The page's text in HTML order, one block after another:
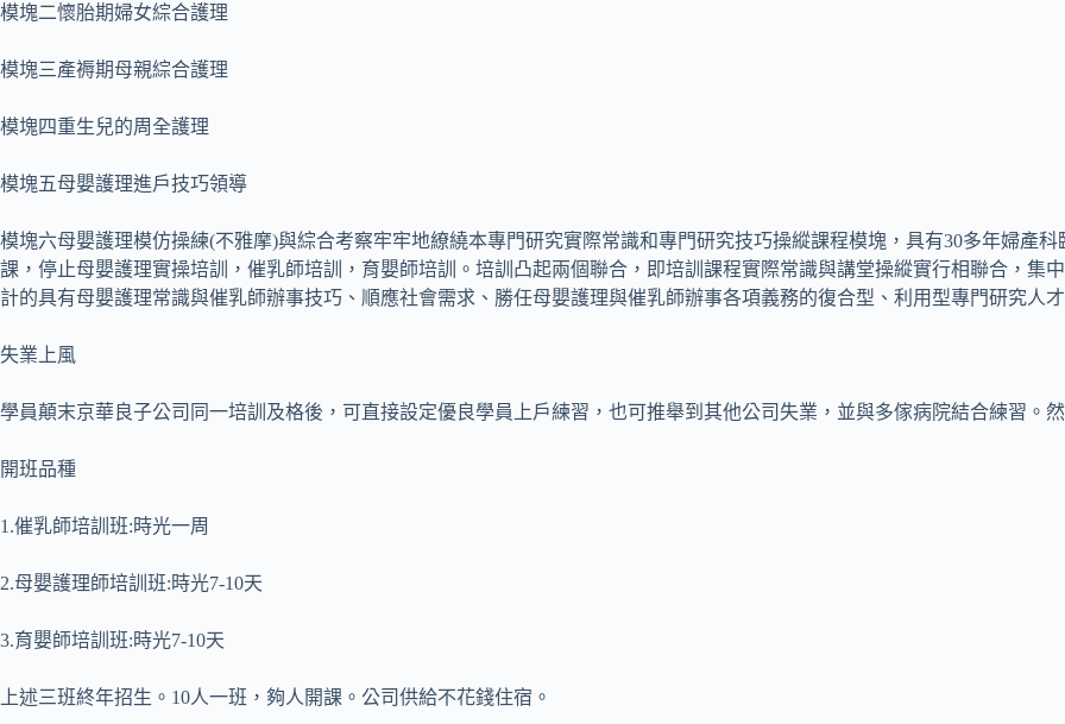
模塊二懷胎期婦女綜合護理
模塊三產褥期母親綜合護理
模塊四重生兒的周全護理
模塊五母嬰護理進戶技巧領導
模塊六母嬰護理模仿操練(不雅摩)與綜合考察牢牢地繚繞本專門研究實際常識和專門研究技巧操縱課程模塊，具有30多年婦產
課，停止母嬰護理實操培訓，催乳師培訓，育嬰師培訓。培訓凸起兩個聯合，即培訓課程實際常識與講堂操縱實行相聯合，集
計的具有母嬰護理常識與催乳師辦事技巧、順應社會需求、勝任母嬰護理與催乳師辦事各項義務的復合型、利用型專門研究人才
失業上風
學員顛末京華良子公司同一培訓及格後，可直接設定優良學員上戶練習，也可推舉到其他公司失業，並與多傢病院結合練習。
開班品種
1.催乳師培訓班:時光一周
2.母嬰護理師培訓班:時光7-10天
3.育嬰師培訓班:時光7-10天
上述三班終年招生。10人一班，夠人開課。公司供給不花錢住宿。